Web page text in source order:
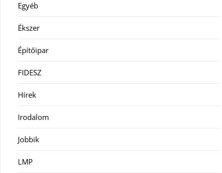
Egyéb
Ékszer
Építőipar
FIDESZ
Hírek
Irodalom
Jobbik
LMP